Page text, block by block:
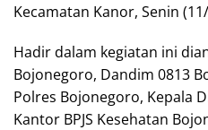
Kecamatan Kanor, Senin
Hadir dalam kegiatan ini
Bojonegoro, Dandim 0813
Polres Bojonegoro, Kepala
Kantor BPJS Kesehatan